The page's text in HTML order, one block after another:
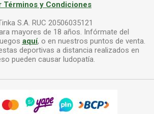
Términos y Condiciones
S.A. RUC 20506035121
mayores de 18 años. Infórmate del
aquí, o en nuestros puntos de venta.
deportivas a distancia realizados en
pueden causar ludopatía.